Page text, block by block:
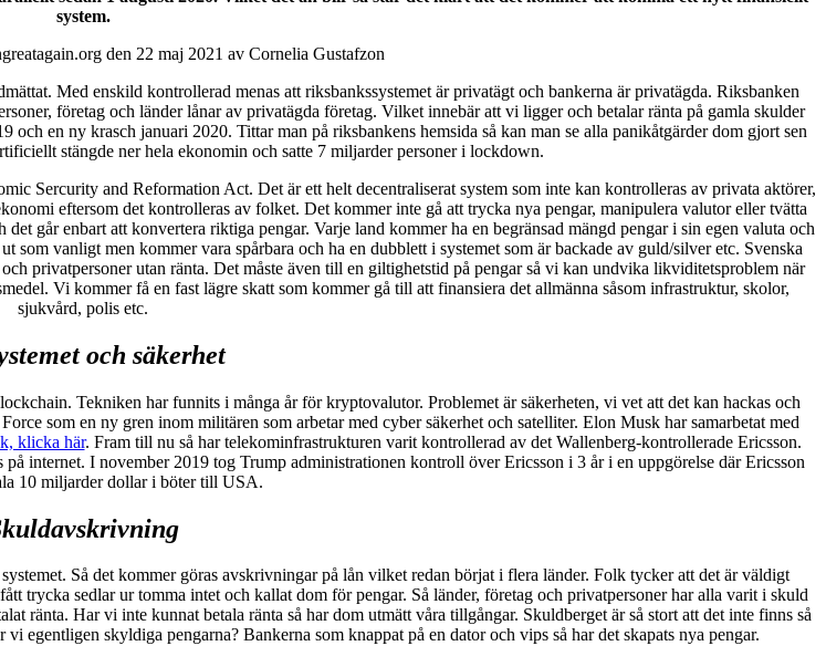
system.
den 22 maj 2021 av Cornelia Gustafzon
Med enskild kontrollerad menas att riksbankssystemet är privatägt och bankerna är privatägda. Riksbanken
företag och länder lånar av privatägda företag. Vilket innebär att vi ligger och betalar ränta på gamla skulder
en ny krasch januari 2020. Tittar man på riksbankens hemsida så kan man se alla panikåtgärder dom gjort sen
stängde ner hela ekonomin och satte 7 miljarder personer i lockdown.
Sercurity and Reformation Act. Det är ett helt decentraliserat system som inte kan kontrolleras av privata aktörer,
eftersom det kontrolleras av folket. Det kommer inte gå att trycka nya pengar, manipulera valutor eller tvätta
går enbart att konvertera riktiga pengar. Varje land kommer ha en begränsad mängd pengar i sin egen valuta och
vanligt men kommer vara spårbara och ha en dubblett i systemet som är backade av guld/silver etc. Svenska
privatpersoner utan ränta. Det måste även till en giltighetstid på pengar så vi kan undvika likviditetsproblem när
Vi kommer få en fast lägre skatt som kommer gå till att finansiera det allmänna såsom infrastruktur, skolor,
sjukvård, polis etc.
och säkerhet
Tekniken har funnits i många år för kryptovalutor. Problemet är säkerheten, vi vet att det kan hackas och
som en ny gren inom militären som arbetar med cyber säkerhet och satelliter. Elon Musk har samarbetat med
klicka här. Fram till nu så har telekominfrastrukturen varit kontrollerad av det Wallenberg-kontrollerade Ericsson.
internet. I november 2019 tog Trump administrationen kontroll över Ericsson i 3 år i en uppgörelse där Ericsson
10 miljarder dollar i böter till USA.
Så det kommer göras avskrivningar på lån vilket redan börjat i flera länder. Folk tycker att det är väldigt
trycka sedlar ur tomma intet och kallat dom för pengar. Så länder, företag och privatpersoner har alla varit i skuld
ränta. Har vi inte kunnat betala ränta så har dom utmätt våra tillgångar. Skuldberget är så stort att det inte finns så
egentligen skyldiga pengarna? Bankerna som knappat på en dator och vips så har det skapats nya pengar.